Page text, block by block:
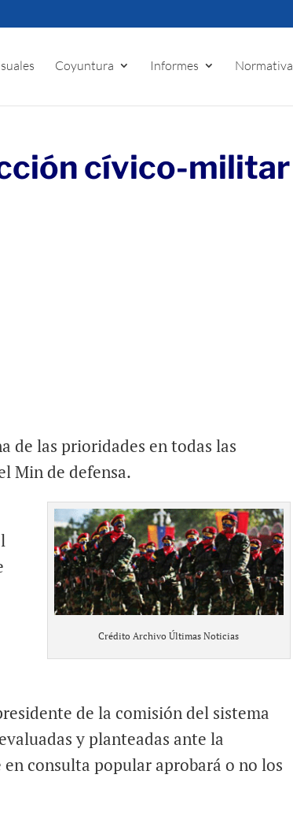
Coyuntura Informes Normativa
cívico-militar
de las prioridades en todas las
Min de defensa.
Crédito Archivo Últimas Noticias
de la comisión del sistema
y planteadas ante la
consulta popular aprobará o no los